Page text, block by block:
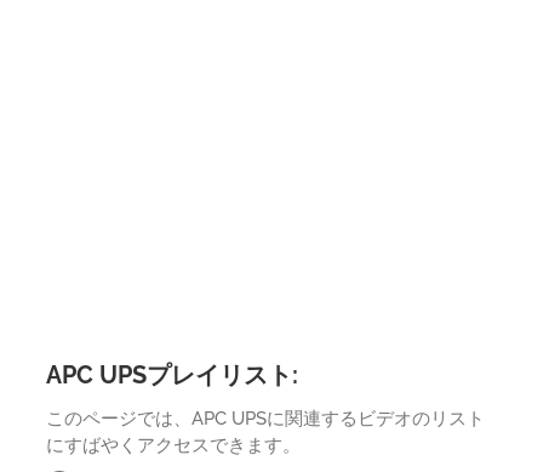
APC UPSプレイリスト:
このページでは、APC UPSに関連するビデオのリスト
にすばやくアクセスできます。